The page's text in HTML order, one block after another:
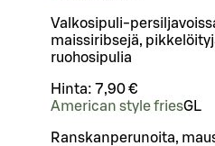
Valkosipuli-
maissiribsejä,
ruohosipulia
Hinta: 7,90 €
American style friesGL
Ranskanperunoita,